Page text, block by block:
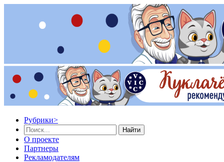
Рубрики>
Найти
О проекте
Партнеры
Рекламодателям